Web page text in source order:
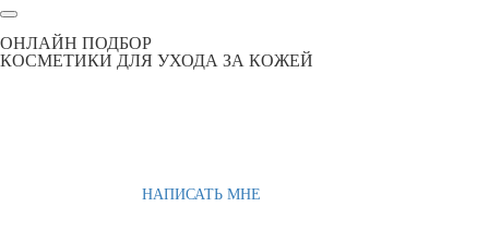
ОНЛАЙН ПОДБОР
КОСМЕТИКИ ДЛЯ УХОДА ЗА КОЖЕЙ
НАПИСАТЬ МНЕ